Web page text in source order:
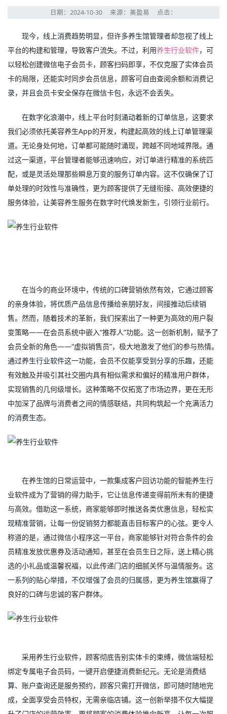
日期：2024-10-30 来源：美盈易 点击：
现今，线上消费趋势明显，但许多养生馆管理者却忽视了线上
平台的构建和管理，导致客户流失。不过，利用养生行业软件，可
以轻松创建微信电子会员卡，顾客扫码即享，不仅克服了实体会员
卡的局限，还能实时同步会员信息，顾客可自由查阅余额和消费记
录，并且会员卡安全保存在微信卡包，永远不会丢失。
在数字化浪潮中，线上平台时刻涌动着新的订单信息，这要求
我们必须依托美容养生App的开发，构建起高效的线上订单管理渠
道。无论身处何地，订单都可能随时涌现，跨越不同地域界限。通
过这一渠道，平台管理者能够迅速响应，对订单进行精准的系统匹
配，或是灵活处理那些瞬息万变的服务订单内容。这不仅确保了订
单处理的时效性与准确性，更为顾客提供了无缝衔接、高效便捷的
服务体验，让美容养生服务在数字时代焕发新生，引领行业前行。
在当今的商业环境中，传统的口碑营销依然有效，它通过顾客
的亲身体验，将优质产品信息传播给亲朋好友，间接推动后续销
售。然而，随着技术的革新，我们探索出了一种更为高效的用户裂
变策略——在会员系统中嵌入“推荐人”功能。这一创新机制，赋予了
会员全新的角色——“虚拟销售员”，极大地激发了他们的参与热情。
通过养生行业软件这一功能，会员不仅能享受到分享的乐趣，还能
有效触及并吸引其社交圈内具有相似需求和偏好的精准用户群体，
实现销售的几何级增长。这种策略不仅拓宽了市场边界，更在无形
中加深了品牌与消费者之间的情感联结，共同构筑起一个充满活力
的消费生态。
在养生馆的日常运营中，一款集成客户回访功能的智能养生行
业软件成为了营销的得力助手，它让信息传递变得前所未有的便捷
与高效。借助这一系统，商家能够即时推送各类优惠信息，轻松实
现精准营销，让每一份促销努力都能直击目标客户的心弦。更令人
称道的是，通过微信小程序这一平台，商家能够针对符合条件的会
员精准发放优惠券及活动通知，甚至在会员生日之际，送上精心挑
选的小礼品或温馨祝福，以此传递门店的细腻关怀与温情服务。这
一系列的贴心举措，不仅增强了会员的归属感，更为养生馆赢得了
良好的口碑与忠诚的客户群体。
采用养生行业软件，顾客彻底告别实体卡的束缚，微信端轻松
绑定专属电子会员码，一键开启便捷消费新纪元。无论是消费结
算、账户查询还是服务预约，顾客只需打开微信，即可随时随地完
成，全面享受会员特权，无需亲临店铺。这一创新举措不仅大幅提